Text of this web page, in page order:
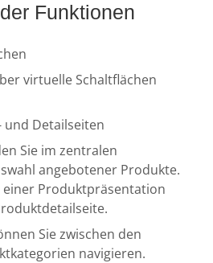
Funktionen
virtuelle Schaltflächen
und Detailseiten
Sie im zentralen
angebotener Produkte.
Produktpräsentation
Sie zwischen den
navigieren.